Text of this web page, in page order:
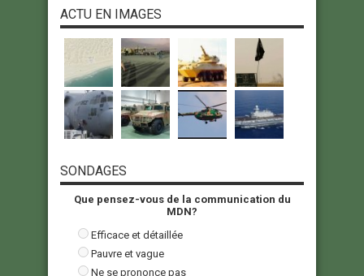
ACTU EN IMAGES
SONDAGES
Que pensez-vous de la communication du
MDN?
Efficace et détaillée
Pauvre et vague
Ne se prononce pas